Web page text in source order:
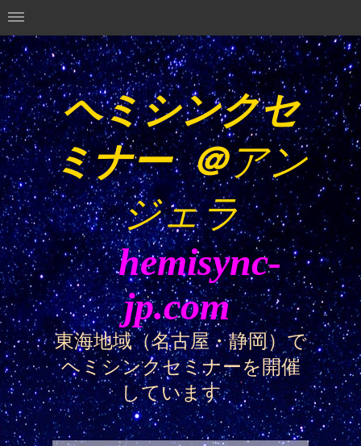
ヘミシンクセ
ミナー＠アン
ジェラ
hemisync-
jp.com
東海地域（名古屋・静岡）で
ヘミシンクセミナーを開催
しています